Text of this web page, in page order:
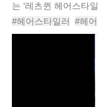
는 ‘레츠퀸 헤어스타
츠퀸 헤어스타일러
손목 한번 돌릴 필요
#헤어스타일러 #헤어
#고데기 #봉고데기